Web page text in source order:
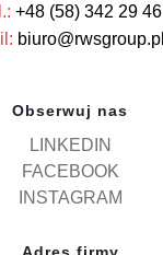
+48 (58) 342 29 46
biuro@rwsgroup.pl
Obserwuj nas
LINKEDIN
FACEBOOK
INSTAGRAM
Adres firmy